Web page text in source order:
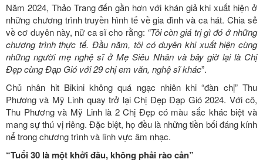
Năm 2024, Thảo Trang đến gần hơn với khán giả khi xuất hiện ở
những chương trình truyền hình tế về gia đình và ca hát. Chia sẻ
về cơ duyên này, nữ ca sĩ cho rằng: “Tôi còn giá trị gì đó ở những
chương trình thực tế. Đầu năm, tôi có duyên khi xuất hiện cùng
những người mẹ nghệ sĩ ở Mẹ Siêu Nhân và bây giờ lại là Chị
Đẹp cùng Đạp Gió với 29 chị em văn, nghệ sĩ khác”.
Chủ nhân hit Bikini không quá ngạc nhiên khi “đàn chị” Thu
Phương và Mỹ Linh quay trở lại Chị Đẹp Đạp Gió 2024. Với cô,
Thu Phương và Mỹ Linh là 2 Chị Đẹp có màu sắc khác biệt và
mang sự thú vị riêng. Đặc biệt, họ đều là những tiền bối đáng kính
nể trong chương trình và lĩnh vực âm nhạc.
“Tuổi 30 là một khởi đầu, không phải rào cản”